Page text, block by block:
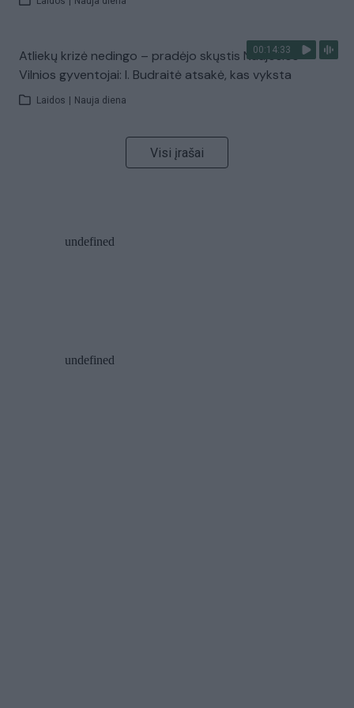
00:14:33
Atliekų krizė nedingo – pradėjo skųstis Naujosios
Vilnios gyventojai: I. Budraitė atsakė, kas vyksta
Laidos Nauja diena
Visi įrašai